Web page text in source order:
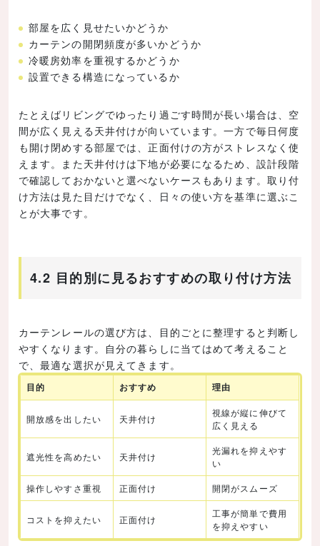
部屋を広く見せたいかどうか
カーテンの開閉頻度が多いかどうか
冷暖房効率を重視するかどうか
設置できる構造になっているか
たとえばリビングでゆったり過ごす時間が長い場合は、空
間が広く見える天井付けが向いています。一方で毎日何度
も開け閉めする部屋では、正面付けの方がストレスなく使
えます。また天井付けは下地が必要になるため、設計段階
で確認しておかないと選べないケースもあります。取り付
け方法は見た目だけでなく、日々の使い方を基準に選ぶこ
とが大事です。
4.2 目的別に見るおすすめの取り付け方法
カーテンレールの選び方は、目的ごとに整理すると判断し
やすくなります。自分の暮らしに当てはめて考えること
で、最適な選択が見えてきます。
目的 おすすめ 理由
開放感を出したい 天井付け
視線が縦に伸びて
広く見える
遮光性を高めたい 天井付け
光漏れを抑えやす
い
操作しやすさ重視 正面付け 開閉がスムーズ
コストを抑えたい 正面付け
工事が簡単で費用
を抑えやすい